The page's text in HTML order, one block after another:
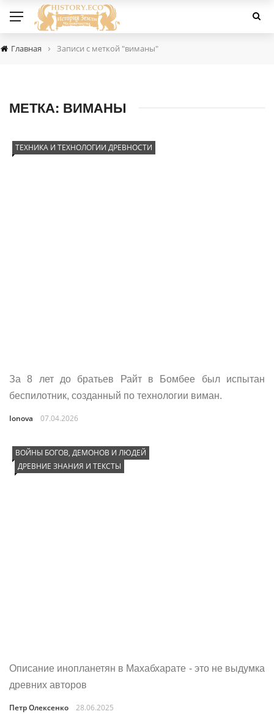
Главная › Записи с меткой "виманы"
МЕТКА: ВИМАНЫ
ТЕХНИКА И ТЕХНОЛОГИИ ДРЕВНОСТИ
За 8 лет до братьев Райт в Бомбее был испытан
беспилотник, созданный по технологии виман.
Ionova 07.04.2026
ВОЙНЫ БОГОВ, ДЕМОНОВ И ЛЮДЕЙ
ДРЕВНИЕ ЗНАНИЯ И ТЕКСТЫ
Описание инопланетян в Махабхарате - это не выдумка
древних авторов
Петр Олексенко 28.06.2025